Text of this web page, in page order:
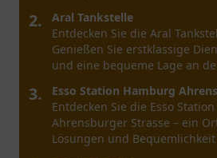
2.
Aral Tankstelle
Entdecken Sie die Aral
Genießen Sie erstklassige
und eine bequeme Lage an
3.
Esso Station Hamburg
Entdecken Sie die Esso
Ahrensburger Strasse – ein
Lösungen und